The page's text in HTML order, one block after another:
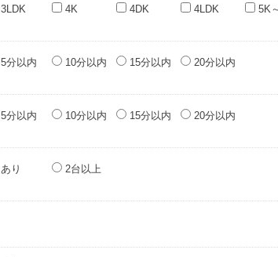
3LDK 4K 4DK 4LDK 5K～
5分以内 10分以内 15分以内 20分以内
5分以内 10分以内 15分以内 20分以内
あり 2台以上